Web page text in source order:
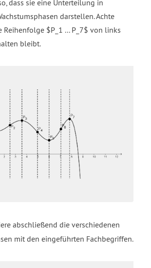
dass sie eine Unterteilung in
darstellen. Achte
Reihenfolge $P_1 ... P_7$ von links
bleibt.
abschließend die verschiedenen
mit den eingeführten Fachbegriffen.